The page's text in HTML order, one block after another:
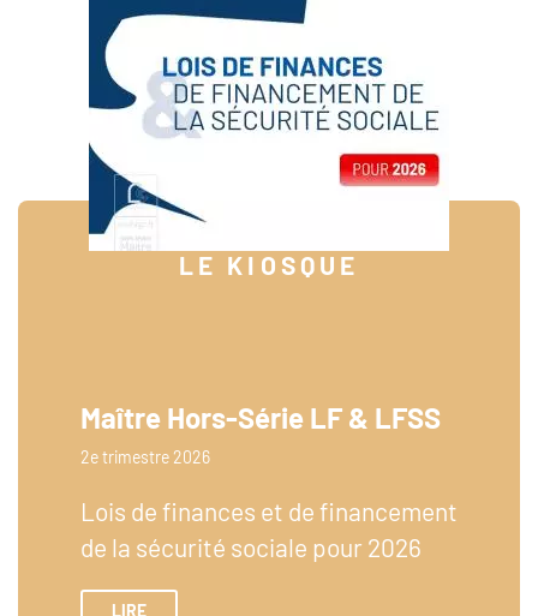
LE KIOSQUE
Maître Hors-Série LF & LFSS
2e trimestre 2026
Lois de finances et de financement
de la sécurité sociale pour 2026
LIRE